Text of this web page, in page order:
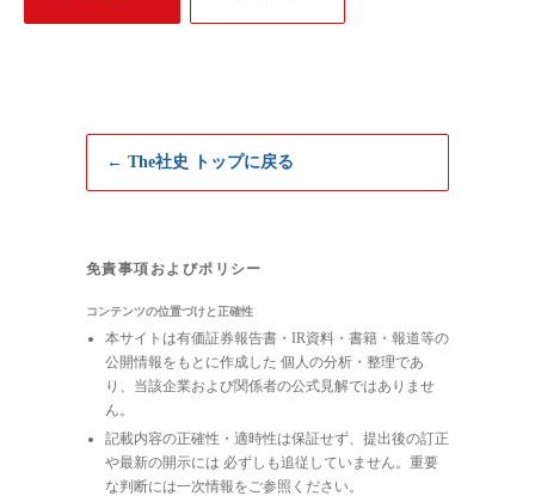
← The社史 トップに戻る
免責事項およびポリシー
コンテンツの位置づけと正確性
本サイトは有価証券報告書・IR資料・書籍・報道等の
公開情報をもとに作成した 個人の分析・整理であ
り、当該企業および関係者の公式見解ではありませ
ん。
記載内容の正確性・適時性は保証せず、提出後の訂正
や最新の開示には 必ずしも追従していません。重要
な判断には一次情報をご参照ください。